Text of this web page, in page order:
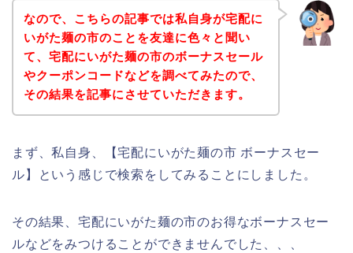
なので、こちらの記事では私自身が宅配に
いがた麺の市のことを友達に色々と聞い
て、宅配にいがた麺の市のボーナスセール
やクーポンコードなどを調べてみたので、
その結果を記事にさせていただきます。
まず、私自身、【宅配にいがた麺の市 ボーナスセー
ル】という感じで検索をしてみることにしました。
その結果、宅配にいがた麺の市のお得なボーナスセー
ルなどをみつけることができませんでした、、、